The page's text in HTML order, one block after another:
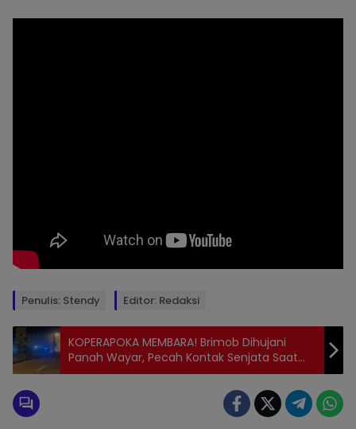
Topik:
TIMIKA
Penulis: Stendy Editor: Redaksi
KOPERAPOKA MEMBARA! Brimob Dihujani
Panah Wayar, Pecah Kontak Senjata Saat
Polisi Bubarkan Massa di Jalan Ahmad Yani